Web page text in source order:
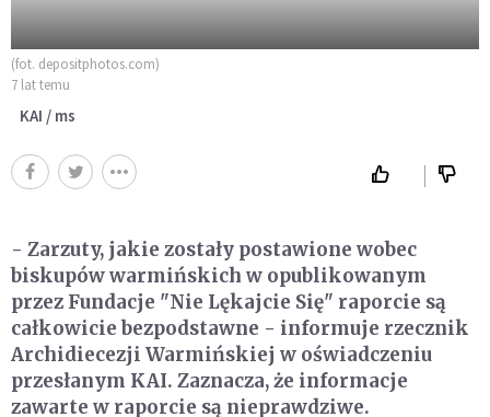
(fot. depositphotos.com)
7 lat temu
KAI / ms
- Zarzuty, jakie zostały postawione wobec
biskupów warmińskich w opublikowanym
przez Fundacje "Nie Lękajcie Się" raporcie są
całkowicie bezpodstawne - informuje rzecznik
Archidiecezji Warmińskiej w oświadczeniu
przesłanym KAI. Zaznacza, że informacje
zawarte w raporcie są nieprawdziwe.